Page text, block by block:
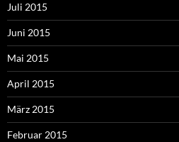
Juli 2015
Juni 2015
Mai 2015
April 2015
März 2015
Februar 2015